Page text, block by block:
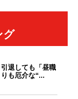
グ
退しても「昼職
も厄介な“...